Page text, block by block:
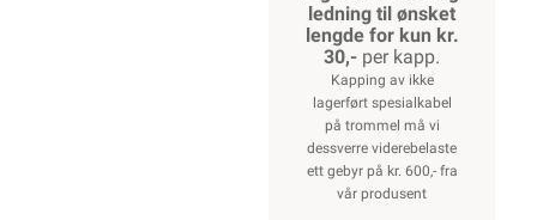
ledning til ønsket
lengde for kun kr.
30,- per kapp.
Kapping av ikke
lagerført spesialkabel
på trommel må vi
dessverre viderebelaste
ett gebyr på kr. 600,- fra
vår produsent